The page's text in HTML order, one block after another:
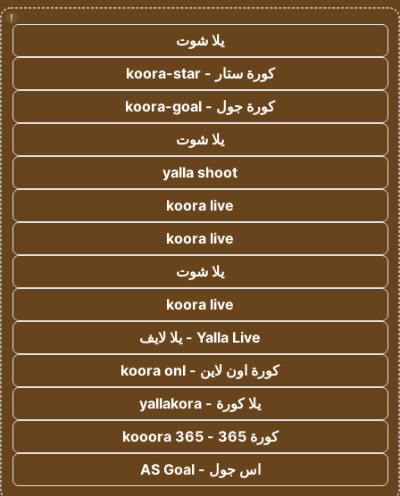
!
يلا شوت
كورة ستار - koora-star
كورة جول - koora-goal
يلا شوت
yalla shoot
koora live
koora live
يلا شوت
koora live
Yalla Live - يلا لايف
كورة اون لاين - koora onl
يلا كورة - yallakora
كورة 365 - kooora 365
اس جول - AS Goal